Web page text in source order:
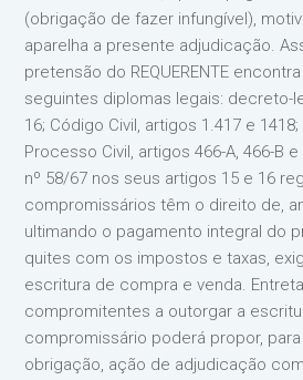
(obrigação de fazer infungível),
aparelha a presente adjudicação.
pretensão do REQUERENTE
seguintes diplomas legais: decreto-
16; Código Civil, artigos 1.417 e
Processo Civil, artigos 466-A, 466-B
nº 58/67 nos seus artigos 15 e 16
compromissários têm o direito de,
ultimando o pagamento integral do
quites com os impostos e taxas,
escritura de compra e venda.
compromitentes a outorgar a
compromissário poderá propor,
obrigação, ação de adjudicação